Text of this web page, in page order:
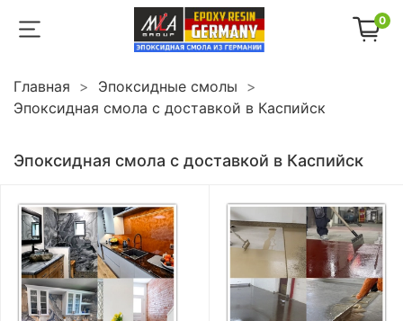
0
Главная
Эпоксидные смолы
Эпоксидная смола с доставкой в Каспийск
Эпоксидная смола с доставкой в Каспийск